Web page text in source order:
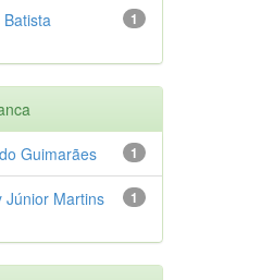
1
1
Guimarães
1
Júnior Martins